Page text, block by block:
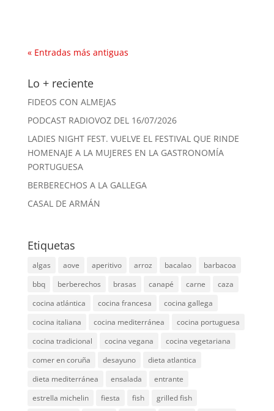
« Entradas más antiguas
Lo + reciente
FIDEOS CON ALMEJAS
PODCAST RADIOVOZ DEL 16/07/2026
LADIES NIGHT FEST. VUELVE EL FESTIVAL QUE RINDE
HOMENAJE A LA MUJERES EN LA GASTRONOMÍA
PORTUGUESA
BERBERECHOS A LA GALLEGA
CASAL DE ARMÁN
Etiquetas
algas aove aperitivo arroz bacalao
barbacoa
bbq
berberechos brasas canapé carne
caza
cocina atlántica
cocina francesa
cocina gallega
cocina italiana
cocina mediterránea
cocina portuguesa
cocina tradicional
cocina vegana
cocina vegetariana
comer en coruña
desayuno
dieta atlantica
dieta mediterránea
ensalada
entrante
estrella michelin
fiesta fish
grilled fish